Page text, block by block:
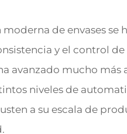
de envases se
y el control
avanzado mucho más
niveles de
a su escala de